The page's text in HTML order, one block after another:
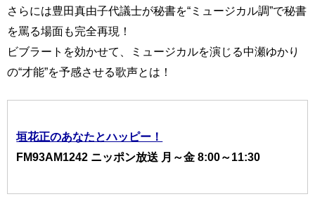
さらには豊田真由子代議士が秘書を“ミュージカル調”で秘書
を罵る場面も完全再現！
ビブラートを効かせて、ミュージカルを演じる中瀬ゆかり
の“才能”を予感させる歌声とは！
垣花正のあなたとハッピー！
FM93AM1242 ニッポン放送 月～金 8:00～11:30